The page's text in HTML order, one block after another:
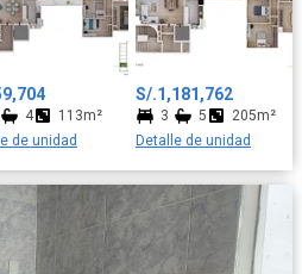
estar TV familiar y 3
el principal incluye su propio
comparten un baño secundario
con uno o dos
a elección del cliente. ¡Te
de ventas en la Calle Francisco
am a 06:00 pm para conocer más
4
113m²
de unidad
S/.1,181,762
3 5
205m²
Detalle de unidad